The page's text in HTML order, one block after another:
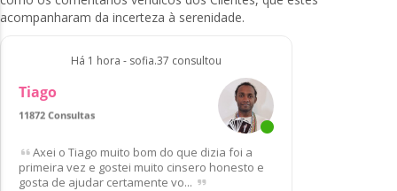
acompanharam da incerteza à serenidade.
Há 1 hora - sofia.37 consultou
Tiago
11872 Consultas
Favorito/a de 64 Clientes
Axei o Tiago muito bom do que dizia foi a
primeira vez e gostei muito cinsero honesto e
gosta de ajudar certamente vo...